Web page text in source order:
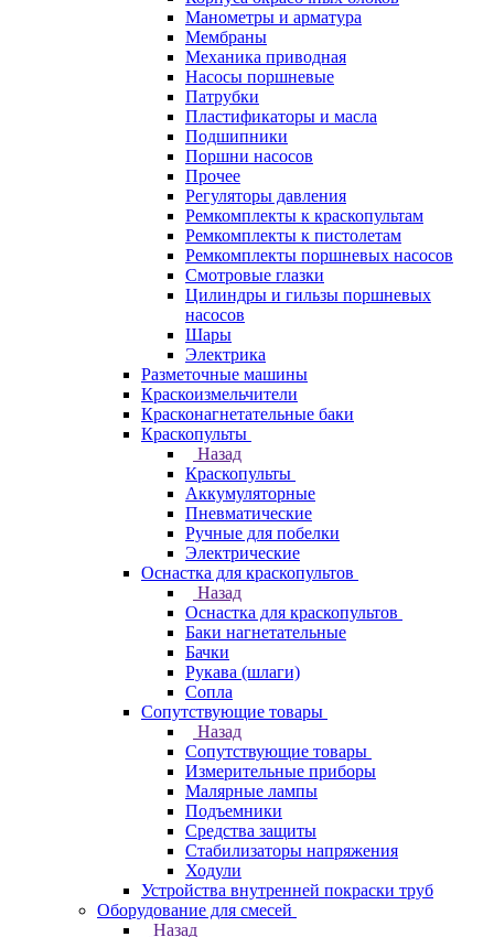
Манометры и арматура
Мембраны
Механика приводная
Насосы поршневые
Патрубки
Пластификаторы и масла
Подшипники
Поршни насосов
Прочее
Регуляторы давления
Ремкомплекты к краскопультам
Ремкомплекты к пистолетам
Ремкомплекты поршневых насосов
Смотровые глазки
Цилиндры и гильзы поршневых
насосов
Шары
Электрика
Разметочные машины
Краскоизмельчители
Красконагнетательные баки
Краскопульты
Назад
Краскопульты
Аккумуляторные
Пневматические
Ручные для побелки
Электрические
Оснастка для краскопультов
Назад
Оснастка для краскопультов
Баки нагнетательные
Бачки
Рукава (шлаги)
Сопла
Сопутствующие товары
Назад
Сопутствующие товары
Измерительные приборы
Малярные лампы
Подъемники
Средства защиты
Стабилизаторы напряжения
Ходули
Устройства внутренней покраски труб
Оборудование для смесей
Назад